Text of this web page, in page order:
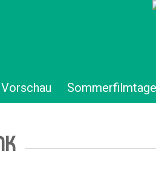
Vorschau Sommerfilmtage